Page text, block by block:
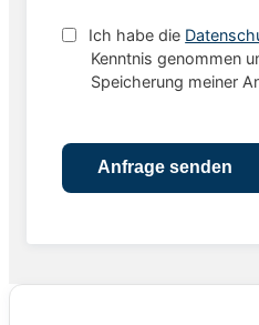
Ich habe die
Kenntnis genommen
Speicherung meiner